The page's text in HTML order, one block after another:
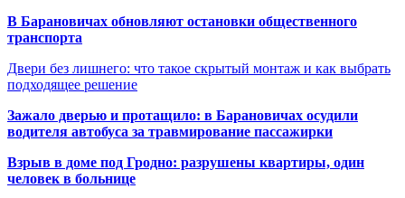
В Барановичах обновляют остановки общественного
транспорта
Двери без лишнего: что такое скрытый монтаж и как выбрать
подходящее решение
Зажало дверью и протащило: в Барановичах осудили
водителя автобуса за травмирование пассажирки
Взрыв в доме под Гродно: разрушены квартиры, один
человек в больнице